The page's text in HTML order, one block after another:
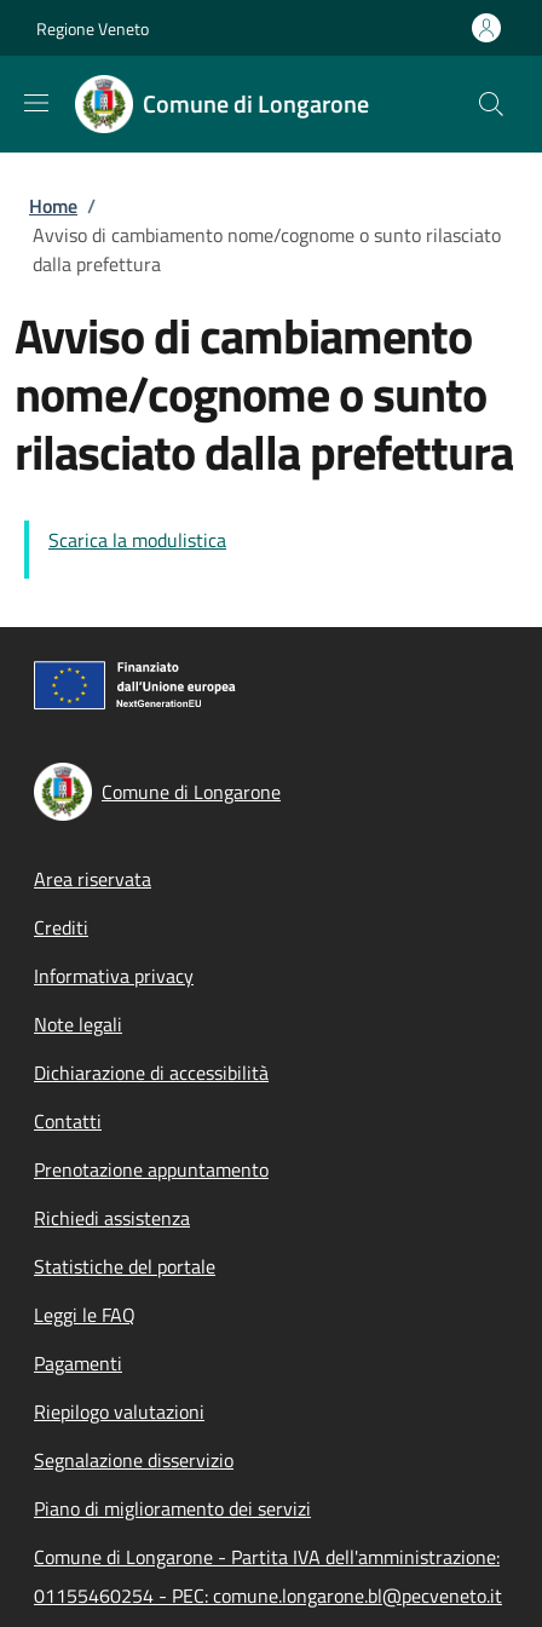
Regione Veneto
Comune di Longarone
Briciole di pane
Home /
Avviso di cambiamento nome/cognome o sunto rilasciato
dalla prefettura
Avviso di cambiamento
nome/cognome o sunto
rilasciato dalla prefettura
Scarica la modulistica
Comune di Longarone
Footer menu
Area riservata
Crediti
Informativa privacy
Note legali
Dichiarazione di accessibilità
Contatti
Prenotazione appuntamento
Richiedi assistenza
Statistiche del portale
Leggi le FAQ
Pagamenti
Riepilogo valutazioni
Segnalazione disservizio
Piano di miglioramento dei servizi
Comune di Longarone - Partita IVA dell'amministrazione:
01155460254 - PEC: comune.longarone.bl@pecveneto.it